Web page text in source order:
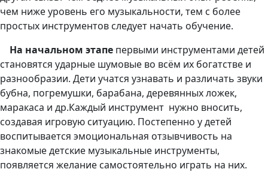
чем ниже уровень его музыкальности, тем с более
простых инструментов следует начать обучение.
На начальном этапе первыми инструментами детей
становятся ударные шумовые во всём их богатстве и
разнообразии. Дети учатся узнавать и различать звуки
бубна, погремушки, барабана, деревянных ложек,
маракаса и др.Каждый инструмент нужно вносить,
создавая игровую ситуацию. Постепенно у детей
воспитывается эмоциональная отзывчивость на
знакомые детские музыкальные инструменты,
появляется желание самостоятельно играть на них.